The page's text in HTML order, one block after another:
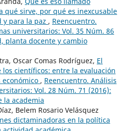
qué sirve, por qué es inexcusable
y para la paz , Reencuentro.
universitarios: Vol. 35 Núm. 86
planta docente y cambio
Oscar Comas Rodríguez, El
científicos: entre la evaluación
, Reencuentro. Análisis
Vol. 28 Núm. 71 (2016):
la academia
Belem Rosario Velásquez
dictaminadoras en la política